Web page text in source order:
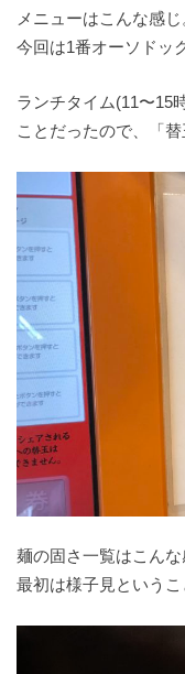
メニューはこんな感じ
今回は1番オーソドッ
ランチタイム(11〜15
ことだったので、「
麺の固さ一覧はこんな
最初は様子見というこ